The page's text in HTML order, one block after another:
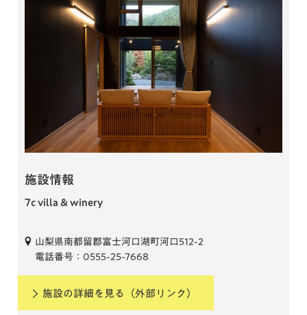
施設情報
7c villa & winery
山梨県南都留郡富士河口湖町河口512-2
電話番号：0555-25-7668
施設の詳細を見る （外部リンク）